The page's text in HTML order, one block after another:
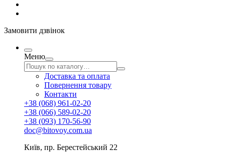
Замовити дзвінок
Меню
Доставка та оплата
Повернення товару
Контакти
+38 (068) 961-02-20
+38 (066) 589-02-20
+38 (093) 170-56-90
doc@bitovoy.com.ua
Київ, пр. Берестейський 22